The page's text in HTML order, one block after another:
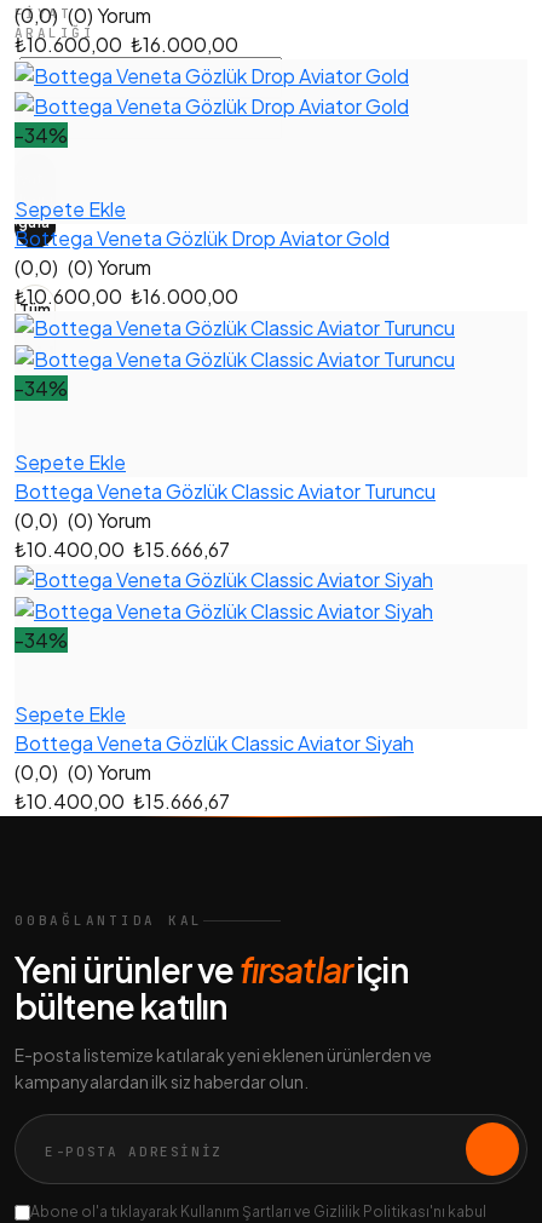
FIYAT
ARALIĞI
uygula
→
Tüm
filtreleri
temizle
(0,0) (0) Yorum
₺10.600,00 ₺16.000,00
-34%
Sepete Ekle
Bottega Veneta Gözlük Drop Aviator Gold
(0,0) (0) Yorum
₺10.600,00 ₺16.000,00
-34%
Sepete Ekle
Bottega Veneta Gözlük Classic Aviator Turuncu
(0,0) (0) Yorum
₺10.400,00 ₺15.666,67
-34%
Sepete Ekle
Bottega Veneta Gözlük Classic Aviator Siyah
(0,0) (0) Yorum
₺10.400,00 ₺15.666,67
00 BAĞLANTIDA KAL
Yeni ürünler vefırsatlariçin
bültene katılın
E-posta listemize katılarak yeni eklenen ürünlerden ve
kampanyalardan ilk siz haberdar olun.
Abone ol'a tıklayarak Kullanım Şartları ve Gizlilik Politikası'nı kabul